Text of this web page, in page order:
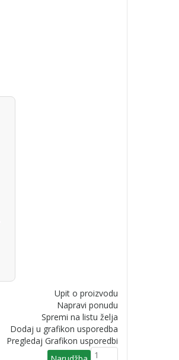
Upit o proizvodu
Napravi ponudu
Spremi na listu želja
Dodaj u grafikon usporedba
Pregledaj Grafikon usporedbi